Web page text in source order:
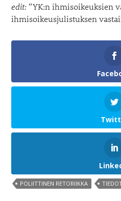
edit: ”YK:n ihmisoikeuksien
ihmisoikeusjulistuksen
POLIITTINEN RETORIIKKA